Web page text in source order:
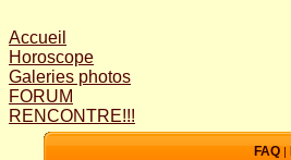
Accueil
Horoscope
Galeries photos
FORUM
RENCONTRE!!!
FAQ|